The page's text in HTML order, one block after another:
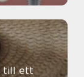
till ett